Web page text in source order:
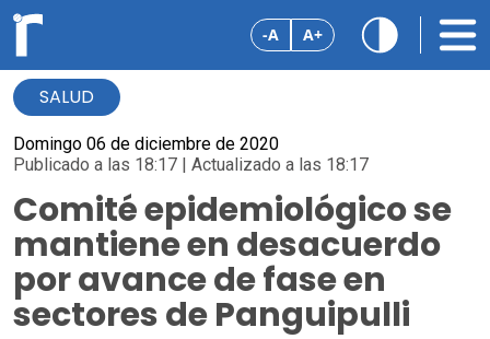
-A A+
SALUD
Domingo 06 de diciembre de 2020
Publicado a las 18:17 | Actualizado a las 18:17
Comité epidemiológico se
mantiene en desacuerdo
por avance de fase en
sectores de Panguipulli